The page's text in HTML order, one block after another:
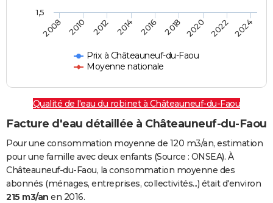
Prix à Châteauneuf-du-Faou
Moyenne nationale
2008 2010 2012 2014 2016 2018 2020 2022 2024
1,5
Qualité de l'eau du robinet à Châteauneuf-du-Faou
Facture d'eau détaillée à Châteauneuf-du-Faou
Pour une consommation moyenne de 120 m3/an, estimation
pour une famille avec deux enfants (Source : ONSEA). À
Châteauneuf-du-Faou, la consommation moyenne des
abonnés (ménages, entreprises, collectivités...) était d'environ
215 m3/an en 2016.